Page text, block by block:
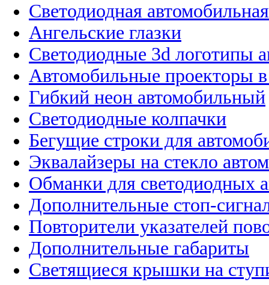
Светодиодная
Ангельские глазки
Светодиодные 3d логотипы
Автомобильные проекторы
Гибкий неон автомобильный
Светодиодные колпачки
Бегущие строки для
Эквалайзеры на стекло
Обманки для светодиодных
Дополнительные стоп-
Повторители указателей
Дополнительные габариты
Светящиеся крышки на